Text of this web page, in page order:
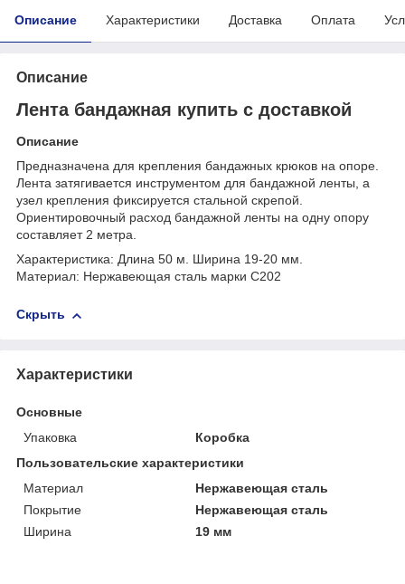
Описание Характеристики Доставка Оплата
Описание
Лента бандажная купить с доставкой
Описание
Предназначена для крепления бандажных крюков на опоре.
Лента затягивается инструментом для бандажной ленты, а
узел крепления фиксируется стальной скрепой.
Ориентировочный расход бандажной ленты на одну опору
составляет 2 метра.
Характеристика: Длина 50 м. Ширина 19-20 мм.
Материал: Нержавеющая сталь марки С202
Скрыть
Характеристики
Основные
Упаковка
Коробка
Пользовательские характеристики
Материал
Нержавеющая сталь
Покрытие
Нержавеющая сталь
Ширина
19 мм